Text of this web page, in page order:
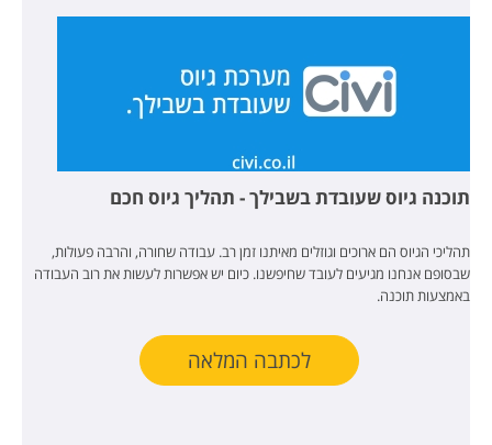
תוכנה גיוס שעובדת בשבילך - תהליך גיוס חכם
תהליכי הגיוס הם ארוכים וגוזלים מאיתנו זמן רב. עבודה שחורה, והרבה פעולות,
שבסופם אנחנו מגיעים לעובד שחיפשנו. כיום יש אפשרות לעשות את רוב העבודה
באמצעות תוכנה.
לכתבה המלאה